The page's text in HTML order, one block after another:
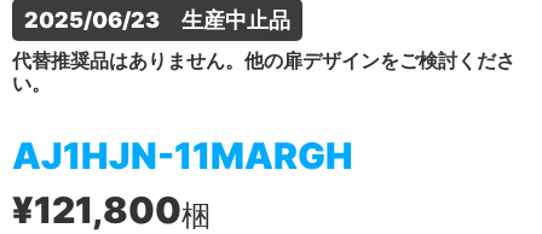
2025/06/23　生産中止品
代替推奨品はありません。他の扉デザインをご検討くださ
い。
AJ1HJN-11MARGH
¥121,800梱